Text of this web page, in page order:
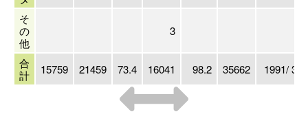
そ
の
他
3
合
計
15759 21459 73.4 16041 98.2 35662 1991/ 3